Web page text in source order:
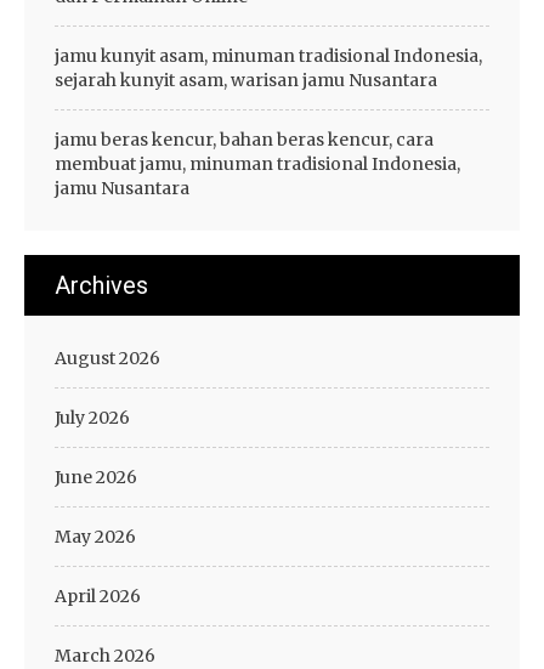
jamu kunyit asam, minuman tradisional Indonesia,
sejarah kunyit asam, warisan jamu Nusantara
jamu beras kencur, bahan beras kencur, cara
membuat jamu, minuman tradisional Indonesia,
jamu Nusantara
Archives
August 2026
July 2026
June 2026
May 2026
April 2026
March 2026